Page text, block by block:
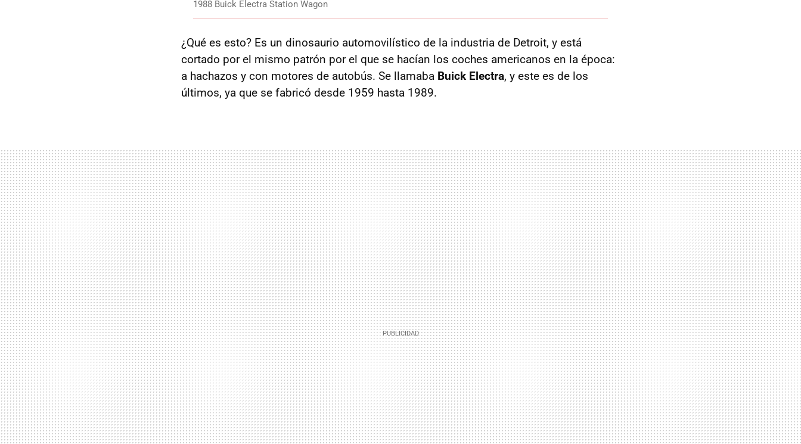
1988 Buick Electra Station Wagon
¿Qué es esto? Es un dinosaurio automovilístico de la industria de Detroit, y está
cortado por el mismo patrón por el que se hacían los coches americanos en la época:
a hachazos y con motores de autobús. Se llamaba Buick Electra, y este es de los
últimos, ya que se fabricó desde 1959 hasta 1989.